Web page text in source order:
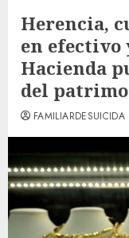
Herencia,
en efectivo
Hacienda
del
FAMILIARDESUICIDA